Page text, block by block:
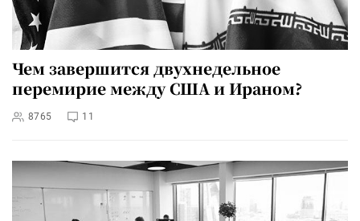
Чем завершится двухнедельное
перемирие между США и Ираном?
8765 11